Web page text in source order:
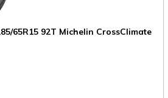
65R15 92T Michelin CrossClimate